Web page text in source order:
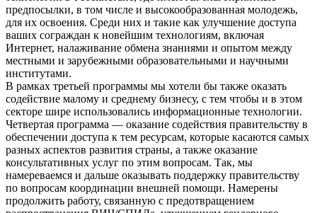
предпосылки, в том числе и высокообразованная молодежь,
для их освоения. Среди них и такие как улучшение доступа
ваших сограждан к новейшим технологиям, включая
Интернет, налаживание обмена знаниями и опытом между
местными и зарубежными образовательными и научными
институтами.
В рамках третьей программы мы хотели бы также оказать
содействие малому и среднему бизнесу, с тем чтобы и в этом
секторе шире использовались информационные технологии.
Четвертая программа — оказание содействия правительству в
обеспечении доступа к тем ресурсам, которые касаются самых
разных аспектов развития страны, а также оказание
консультативных услуг по этим вопросам. Так, мы
намереваемся и дальше оказывать поддержку правительству
по вопросам координации внешней помощи. Намерены
продолжить работу, связанную с предотвращением